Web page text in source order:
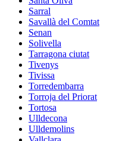
Sarral
Savallà del Comtat
Senan
Solivella
Tarragona ciutat
Tivenys
Tivissa
Torredembarra
Torroja del Priorat
Tortosa
Ulldecona
Ulldemolins